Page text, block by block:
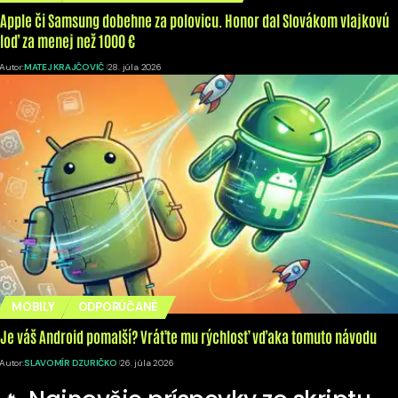
Apple či Samsung dobehne za polovicu. Honor dal Slovákom vlajkovú
loď za menej než 1000 €
Autor:MATEJ KRAJČOVIČ 28. júla 2026
MOBILY ODPORÚČANÉ
Je váš Android pomalší? Vráťte mu rýchlosť vďaka tomuto návodu
Autor:SLAVOMÍR DZURIČKO 26. júla 2026